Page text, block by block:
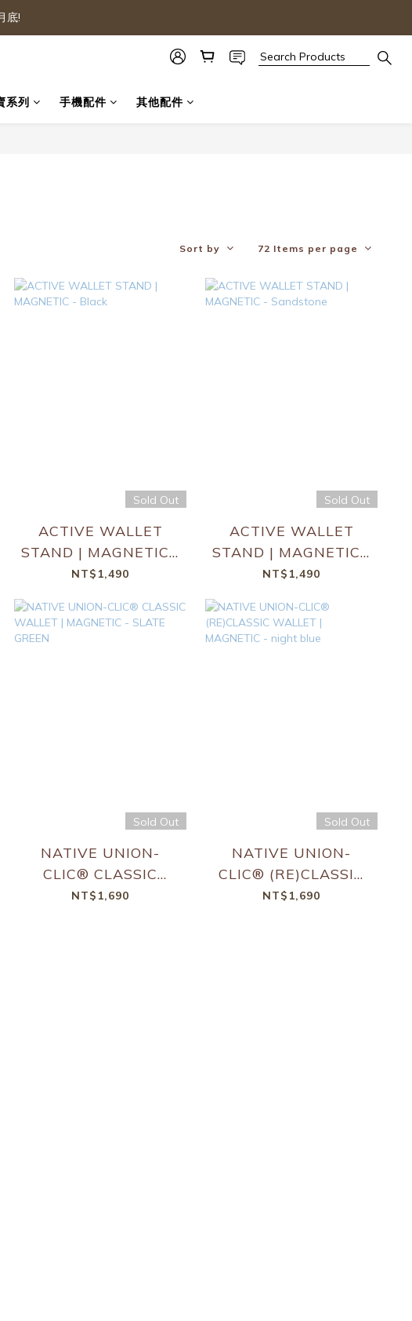
底!
系列 手機配件 其他配件
Sort by 72 Items per page
Sold Out
ACTIVE WALLET
STAND | MAGNETIC -
Black
NT$1,490
Sold Out
ACTIVE WALLET
STAND | MAGNETIC -
Sandstone
NT$1,490
Sold Out
NATIVE UNION-
CLIC® CLASSIC
WALLET | MAGNETIC
NT$1,690
Sold Out
NATIVE UNION-
CLIC® (RE)CLASSIC
WALLET | MAGNETIC
NT$1,690